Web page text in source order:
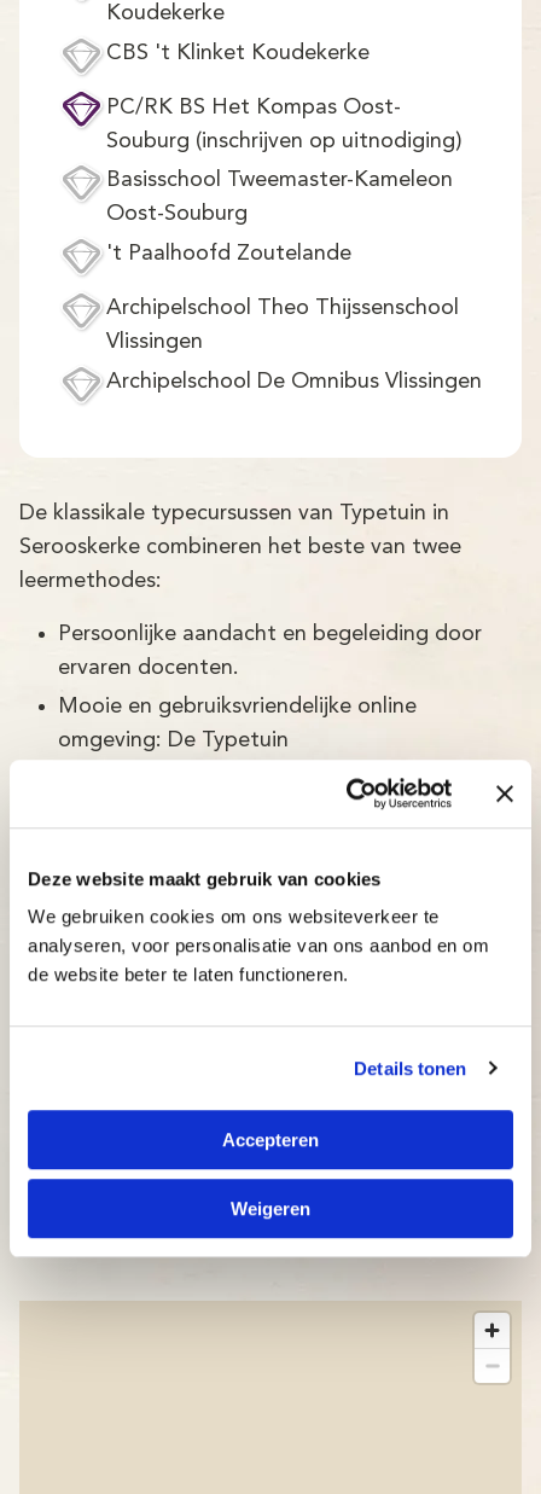
Deze website maakt gebruik van cookies
We gebruiken cookies om ons websiteverkeer te
analyseren, voor personalisatie van ons aanbod en om
de website beter te laten functioneren.
Details tonen
Accepteren
Weigeren
Koudekerke
CBS 't Klinket Koudekerke
PC/RK BS Het Kompas Oost-
Souburg (inschrijven op uitnodiging)
Basisschool Tweemaster-Kameleon
Oost-Souburg
't Paalhoofd Zoutelande
Archipelschool Theo Thijssenschool
Vlissingen
Archipelschool De Omnibus Vlissingen
De klassikale typecursussen van Typetuin in
Serooskerke combineren het beste van twee
leermethodes:
Persoonlijke aandacht en begeleiding door
ervaren docenten.
Mooie en gebruiksvriendelijke online
omgeving: De Typetuin
De Typetuin is een typecursus ontwikkeld door
Brightskills en een team van psychologen.
De Typetuin typecursus in Serooskerke
is:
Betrouwbaar: typecursus volgens de nieuwste
Adaptief: de typecursus past zich direct aan
het niveau van de cursist aan.
Inzichtelijk: docenten en ouders kunnen op elk
Betaalbaar: bekijk onze aantrekkelijke prijzen.